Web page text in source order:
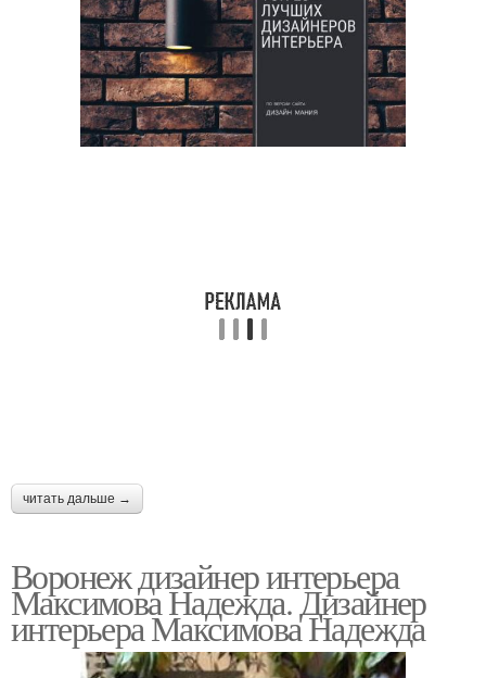
читать дальше →
Воронеж дизайнер интерьера
Максимова Надежда. Дизайнер
интерьера Максимова Надежда